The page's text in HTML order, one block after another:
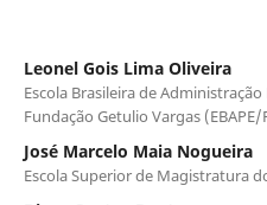
Leonel Gois Lima Oliveira
Escola Brasileira de
Fundação Getulio Vargas (EBAPE/
José Marcelo Maia Nogueira
Escola Superior de Magistratura